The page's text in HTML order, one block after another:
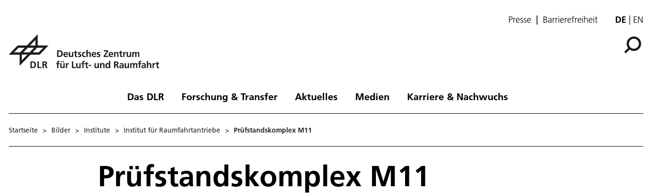
Presse Barrierefreiheit DE EN
Das DLR Forschung & Transfer Aktuelles Medien Karriere & Nachwuchs
Startseite > Bilder > Institute > Institut für Raumfahrtantriebe > Prüfstandskomplex M11
Prüfstandskomplex M11